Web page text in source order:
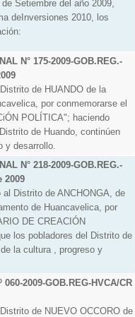
Setiembre del año 2009,
deInversiones 2010, los
N° 175-2009-GOB.REG.-
de HUANDO de la
por conmemorarse el
POLÍTICA"; haciendo
de Huando, continúen
y desarrollo.
N° 218-2009-GOB.REG.-
2009
Distrito de ANCHONGA, de
de Huancavelica, por
DE CREACIÓN
los pobladores del Distrito de
la cultura , progreso y
2009-GOB.REG-HVCA/CR
de NUEVO OCCORO de